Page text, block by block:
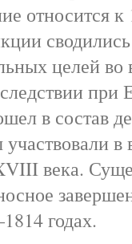
относится к
целей
при
в состав
в
века.
годах.